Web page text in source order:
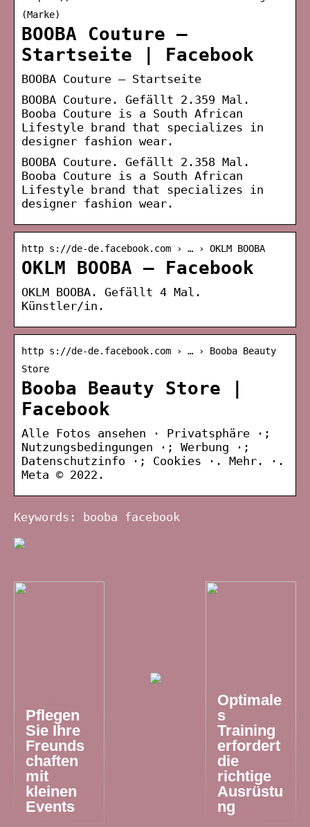
(Marke)
BOOBA Couture –
Startseite | Facebook
BOOBA Couture – Startseite
BOOBA Couture. Gefällt 2.359 Mal.
Booba Couture is a South African
Lifestyle brand that specializes in
designer fashion wear.
BOOBA Couture. Gefällt 2.358 Mal.
Booba Couture is a South African
Lifestyle brand that specializes in
designer fashion wear.
http s://de-de.facebook.com › … › OKLM BOOBA
OKLM BOOBA – Facebook
OKLM BOOBA. Gefällt 4 Mal.
Künstler/in.
http s://de-de.facebook.com › … › Booba Beauty
Store
Booba Beauty Store |
Facebook
Alle Fotos ansehen · Privatsphäre ·;
Nutzungsbedingungen ·; Werbung ·;
Datenschutzinfo ·; Cookies ·. Mehr. ·.
Meta © 2022.
Keywords: booba facebook
Pflegen
Sie Ihre
Freunds
chaften
mit
kleinen
Events
Optimale
s
Training
erfordert
die
richtige
Ausrüstu
ng